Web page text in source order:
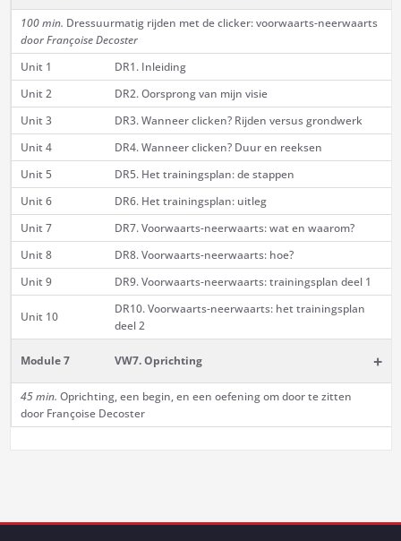
100 min. Dressuurmatig rijden met de clicker: voorwaarts-neerwaarts
door Françoise Decoster
Unit 1
DR1. Inleiding
Unit 2
DR2. Oorsprong van mijn visie
Unit 3
DR3. Wanneer clicken? Rijden versus grondwerk
Unit 4
DR4. Wanneer clicken? Duur en reeksen
Unit 5
DR5. Het trainingsplan: de stappen
Unit 6
DR6. Het trainingsplan: uitleg
Unit 7
DR7. Voorwaarts-neerwaarts: wat en waarom?
Unit 8
DR8. Voorwaarts-neerwaarts: hoe?
Unit 9
DR9. Voorwaarts-neerwaarts: trainingsplan deel 1
Unit 10
DR10. Voorwaarts-neerwaarts: het trainingsplan
deel 2
Module 7 VW7. Oprichting +
45 min. Oprichting, een begin, en een oefening om door te zitten
door Françoise Decoster